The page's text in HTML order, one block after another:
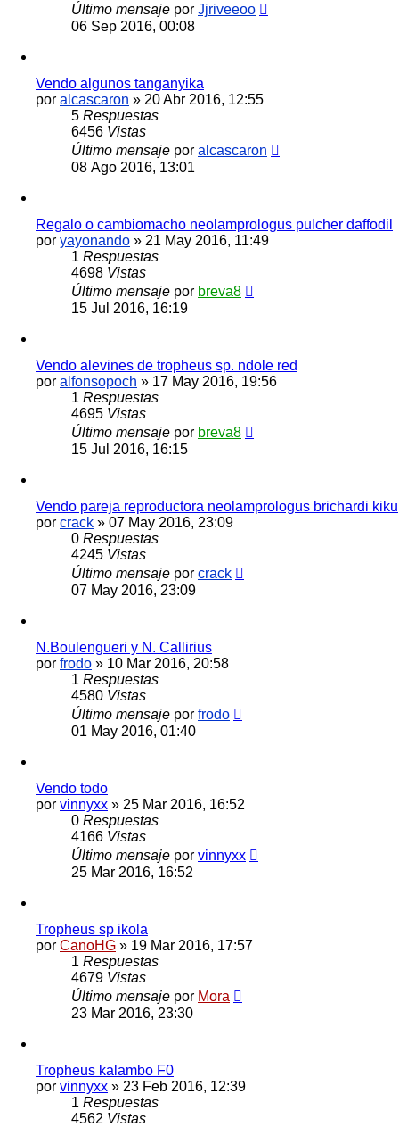
Último mensaje por Jjriveeoo
06 Sep 2016, 00:08
Vendo algunos tanganyika
por alcascaron » 20 Abr 2016, 12:55
5 Respuestas
6456 Vistas
Último mensaje por alcascaron
08 Ago 2016, 13:01
Regalo o cambiomacho neolamprologus pulcher daffodil
por yayonando » 21 May 2016, 11:49
1 Respuestas
4698 Vistas
Último mensaje por breva8
15 Jul 2016, 16:19
Vendo alevines de tropheus sp. ndole red
por alfonsopoch » 17 May 2016, 19:56
1 Respuestas
4695 Vistas
Último mensaje por breva8
15 Jul 2016, 16:15
Vendo pareja reproductora neolamprologus brichardi kiku
por crack » 07 May 2016, 23:09
0 Respuestas
4245 Vistas
Último mensaje por crack
07 May 2016, 23:09
N.Boulengueri y N. Callirius
por frodo » 10 Mar 2016, 20:58
1 Respuestas
4580 Vistas
Último mensaje por frodo
01 May 2016, 01:40
Vendo todo
por vinnyxx » 25 Mar 2016, 16:52
0 Respuestas
4166 Vistas
Último mensaje por vinnyxx
25 Mar 2016, 16:52
Tropheus sp ikola
por CanoHG » 19 Mar 2016, 17:57
1 Respuestas
4679 Vistas
Último mensaje por Mora
23 Mar 2016, 23:30
Tropheus kalambo F0
por vinnyxx » 23 Feb 2016, 12:39
1 Respuestas
4562 Vistas